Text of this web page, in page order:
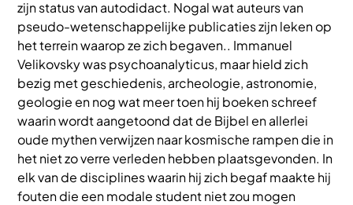
zijn status van autodidact. Nogal wat auteurs van
pseudo-wetenschappelijke publicaties zijn leken op
het terrein waarop ze zich begaven.. Immanuel
Velikovsky was psychoanalyticus, maar hield zich
bezig met geschiedenis, archeologie, astronomie,
geologie en nog wat meer toen hij boeken schreef
waarin wordt aangetoond dat de Bijbel en allerlei
oude mythen verwijzen naar kosmische rampen die in
het niet zo verre verleden hebben plaatsgevonden. In
elk van de disciplines waarin hij zich begaf maakte hij
fouten die een modale student niet zou mogen